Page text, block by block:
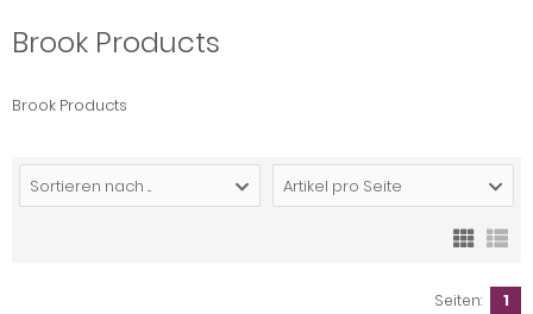
Brook Products
Brook Products
Sortieren nach ... Artikel pro Seite
Seiten: 1